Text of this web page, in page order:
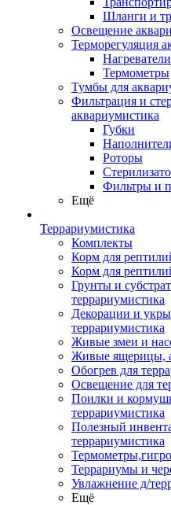
Шланги и
Освещение
Терморегуляция
Нагреватели
Термометры
Тумбы для
Фильтрация и
аквариумистика
Губки
Роторы
Фильтры и
Ещё
Террариумистика
Комплекты
Корм для
Корм для
Грунты и
террариумистика
Декорации и
террариумистика
Живые змеи и
Живые ящерицы,
Обогрев для
Освещение для
Поилки и
террариумистика
Полезный
террариумистика
Террариумы и
Увлажнение д/
Ещё